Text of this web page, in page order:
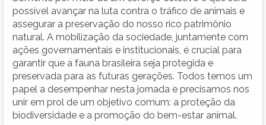
possível avançar na luta contra o tráfico de animais e
assegurar a preservação do nosso rico patrimônio
natural. A mobilização da sociedade, juntamente com
ações governamentais e institucionais, é crucial para
garantir que a fauna brasileira seja protegida e
preservada para as futuras gerações. Todos temos um
papel a desempenhar nesta jornada e precisamos nos
unir em prol de um objetivo comum: a proteção da
biodiversidade e a promoção do bem-estar animal.